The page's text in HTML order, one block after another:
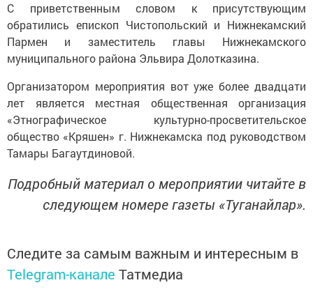
С приветственным словом к присутствующим
обратились епископ Чистопольский и Нижнекамский
Пармен и заместитель главы Нижнекамского
муниципального района Эльвира Долотказина.
Организатором мероприятия вот уже более двадцати
лет является местная общественная организация
«Этнографическое культурно-просветительское
общество «Кряшен» г. Нижнекамска под руководством
Тамары Багаутдиновой.
Подробный материал о мероприятии читайте в
следующем номере газеты «Туганайлар».
Следите за самым важным и интересным в
Telegram-канале Татмедиа